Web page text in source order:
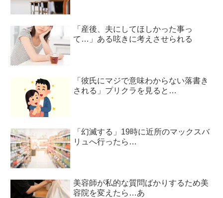
「産後、夫にしてほしかった事っ
て…」ある呟きに考えさせられる
「彼氏にマジで意味わからない落書き
される」プリクラを見ると…
「幻滅する」19時に近所のマックスバ
リュへ行ったら…
美容師が私的な質問ばかりするため美
容院を変えたら…あ